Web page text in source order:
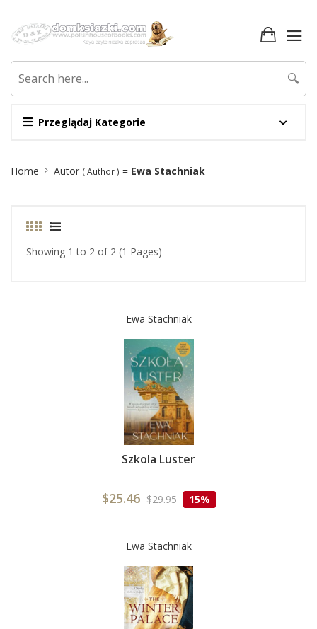
Przeglądaj Kategorie
🔍
Breadcrumb
Home Autor ( Author ) = Ewa Stachniak
Showing 1 to 2 of 2 (1 Pages)
Ewa Stachniak
Szkola Luster
$25.46 $29.95 15%
Ewa Stachniak